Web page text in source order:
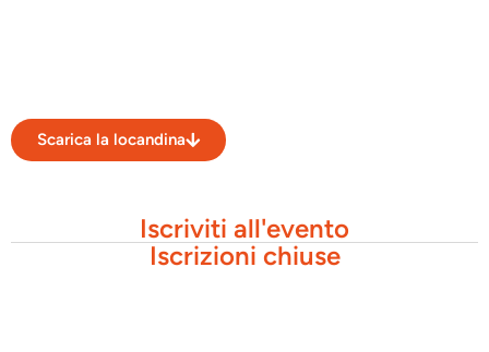
Scarica la locandina
Iscriviti all'evento
Iscrizioni chiuse